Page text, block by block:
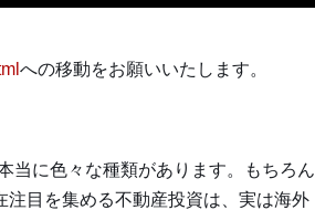
への移動をお願いいたします。
当に色々な種類があります。もちろん
目を集める不動産投資は、実は海外